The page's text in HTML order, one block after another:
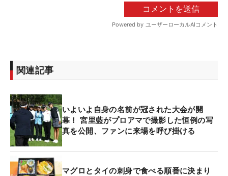
関連記事
いよいよ自身の名前が冠された大会が開
幕！ 宮里藍がプロアマで撮影した恒例の写
真を公開、ファンに来場を呼び掛ける
マグロとタイの刺身で食べる順番に決まり